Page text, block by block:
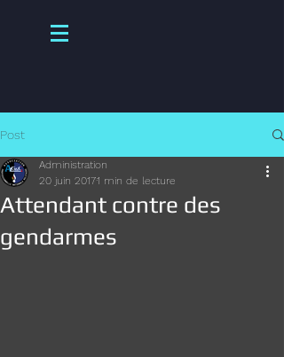
Post
Attendant contre des
gendarmes
Administration
20 juin 20171 min de lecture